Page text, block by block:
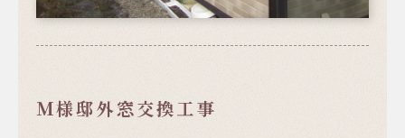
Ｍ様邸外窓交換工事